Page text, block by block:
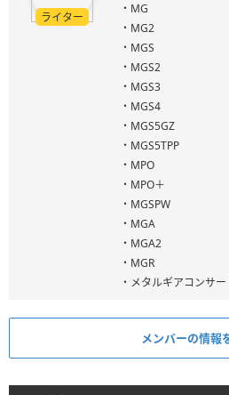
ライター
・MG
・MG2
・MGS
・MGS2
・MGS3
・MGS4
・MGS5GZ
・MGS5TPP
・MPO
・MPO＋
・MGSPW
・MGA
・MGA2
・MGR
・メタルギアコンサ
メンバーの情報